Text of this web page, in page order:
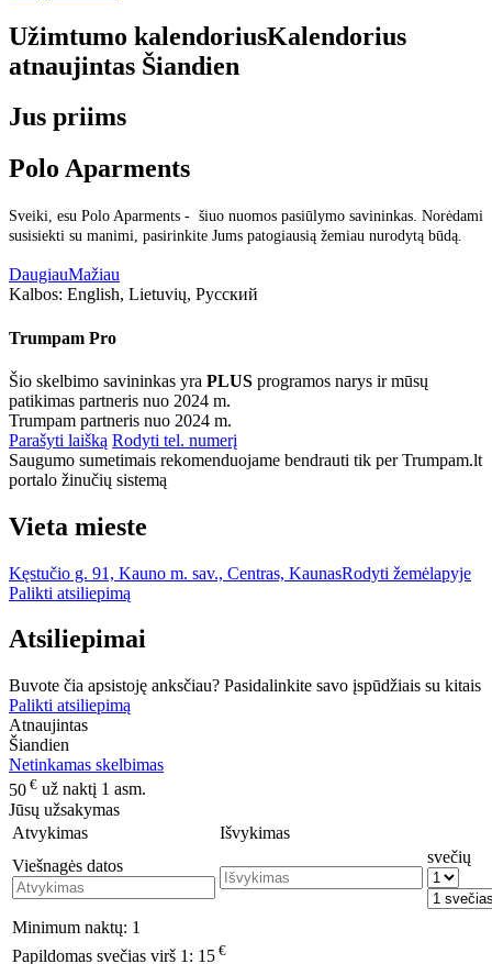
Užimtumo kalendoriusKalendorius
atnaujintas Šiandien
Jus priims
Polo Aparments
Sveiki, esu Polo Aparments - šiuo nuomos pasiūlymo savininkas. Norėdami
susisiekti su manimi, pasirinkite Jums patogiausią žemiau nurodytą būdą.
DaugiauMažiau
Kalbos: English, Lietuvių, Русский
Trumpam Pro
Šio skelbimo savininkas yra PLUS programos narys ir mūsų
patikimas partneris nuo 2024 m.
Trumpam partneris nuo 2024 m.
Parašyti laišką Rodyti tel. numerį
Saugumo sumetimais rekomenduojame bendrauti tik per Trumpam.lt
portalo žinučių sistemą
Vieta mieste
Kęstučio g. 91, Kauno m. sav., Centras, KaunasRodyti žemėlapyje
Palikti atsiliepimą
Atsiliepimai
Buvote čia apsistoję anksčiau? Pasidalinkite savo įspūdžiais su kitais
Palikti atsiliepimą
Atnaujintas
Šiandien
Netinkamas skelbimas
50 € už naktį 1 asm.
Jūsų užsakymas
Atvykimas
Išvykimas
Viešnagės datos
svečių
Minimum naktų: 1
Papildomas svečias virš 1: 15 €